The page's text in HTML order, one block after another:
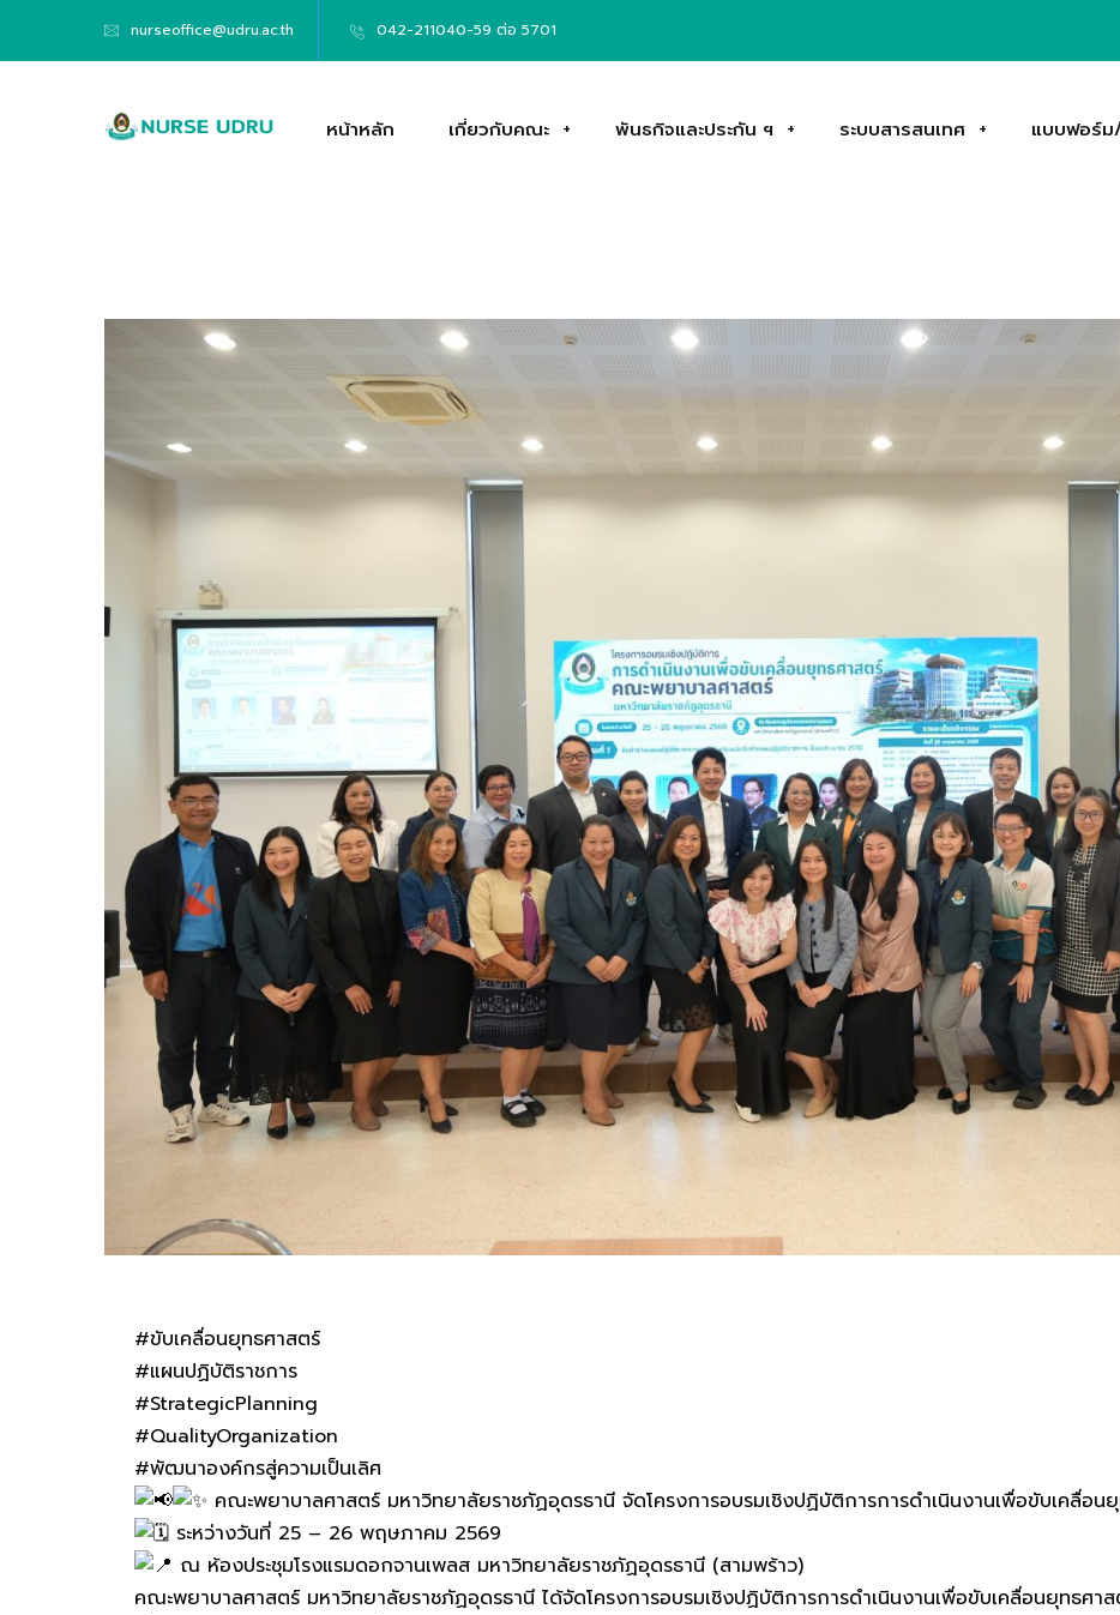
nurseoffice@udru.ac.th 042-211040-59 ต่อ 5701
หน้าหลัก เกี่ยวกับคณะ พันธกิจและประกัน ฯ ระบบสารสนเทศ แบบฟอร์ม
#ขับเคลื่อนยุทธศาสตร์
#แผนปฏิบัติราชการ
#StrategicPlanning
#QualityOrganization
#พัฒนาองค์กรสู่ความเป็นเลิศ
คณะพยาบาลศาสตร์ มหาวิทยาลัยราชภัฏอุดรธานี จัดโครงการอบรมเชิงปฏิบัติการการดำเนินงานเพื่อขับเคลื่อ
ระหว่างวันที่ 25 – 26 พฤษภาคม 2569
ณ ห้องประชุมโรงแรมดอกจานเพลส มหาวิทยาลัยราชภัฏอุดรธานี (สามพร้าว)
คณะพยาบาลศาสตร์ มหาวิทยาลัยราชภัฏอุดรธานี ได้จัดโครงการอบรมเชิงปฏิบัติการการดำเนินงานเพื่อขับเคลื่อนยุทธศ